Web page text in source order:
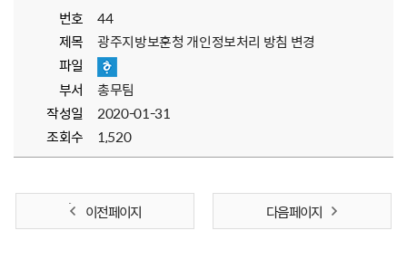
번호
44
제목
광주지방보훈청 개인정보처리 방침 변경
파일
부서
총무팀
작성일
2020-01-31
조회수
1,520
이전 페이지 다음 페이지